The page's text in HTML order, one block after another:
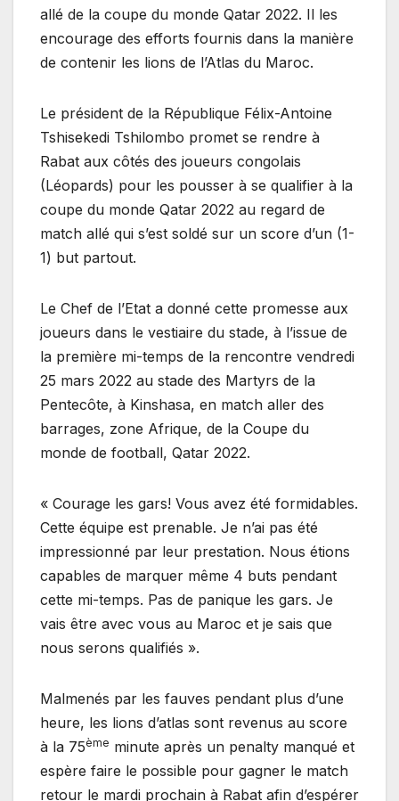
allé de la coupe du monde Qatar 2022. Il les
encourage des efforts fournis dans la manière
de contenir les lions de l’Atlas du Maroc.
Le président de la République Félix-Antoine
Tshisekedi Tshilombo promet se rendre à
Rabat aux côtés des joueurs congolais
(Léopards) pour les pousser à se qualifier à la
coupe du monde Qatar 2022 au regard de
match allé qui s’est soldé sur un score d’un (1-
1) but partout.
Le Chef de l’Etat a donné cette promesse aux
joueurs dans le vestiaire du stade, à l’issue de
la première mi-temps de la rencontre vendredi
25 mars 2022 au stade des Martyrs de la
Pentecôte, à Kinshasa, en match aller des
barrages, zone Afrique, de la Coupe du
monde de football, Qatar 2022.
« Courage les gars! Vous avez été formidables.
Cette équipe est prenable. Je n’ai pas été
impressionné par leur prestation. Nous étions
capables de marquer même 4 buts pendant
cette mi-temps. Pas de panique les gars. Je
vais être avec vous au Maroc et je sais que
nous serons qualifiés ».
Malmenés par les fauves pendant plus d’une
heure, les lions d’atlas sont revenus au score
à la 75ème minute après un penalty manqué et
espère faire le possible pour gagner le match
retour le mardi prochain à Rabat afin d’espérer